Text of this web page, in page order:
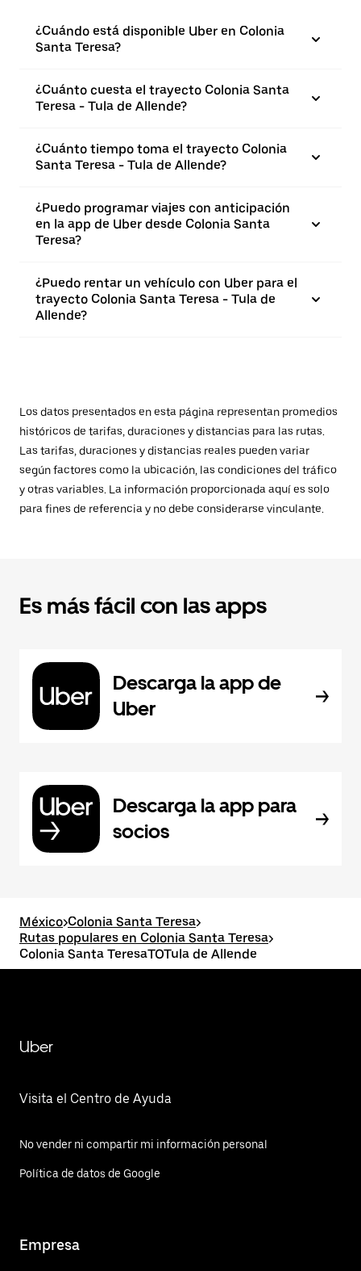
¿Cuándo está disponible Uber en Colonia
Santa Teresa?
¿Cuánto cuesta el trayecto Colonia Santa
Teresa - Tula de Allende?
¿Cuánto tiempo toma el trayecto Colonia
Santa Teresa - Tula de Allende?
¿Puedo programar viajes con anticipación
en la app de Uber desde Colonia Santa
Teresa?
¿Puedo rentar un vehículo con Uber para el
trayecto Colonia Santa Teresa - Tula de
Allende?
Los datos presentados en esta página representan promedios
históricos de tarifas, duraciones y distancias para las rutas.
Las tarifas, duraciones y distancias reales pueden variar
según factores como la ubicación, las condiciones del tráfico
y otras variables. La información proporcionada aquí es solo
para fines de referencia y no debe considerarse vinculante.
Es más fácil con las apps
Descarga la app de
Uber
Descarga la app para
socios
México>Colonia Santa Teresa>
Rutas populares en Colonia Santa Teresa>
Colonia Santa TeresaTOTula de Allende
Uber
Visita el Centro de Ayuda
No vender ni compartir mi información personal
Política de datos de Google
Empresa